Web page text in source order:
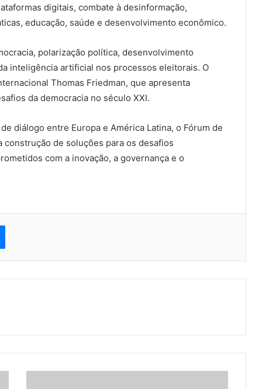
digitais, combate à desinformação,
educação, saúde e desenvolvimento econômico.
polarização política, desenvolvimento
inteligência artificial nos processos eleitorais. O
Thomas Friedman, que apresenta
da democracia no século XXI.
diálogo entre Europa e América Latina, o Fórum de
de soluções para os desafios
com a inovação, a governança e o
Messenger